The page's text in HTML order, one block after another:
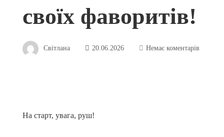
своїх фаворитів!
Світлана 20.06.2026 Немає коментарів
На старт, увага, руш!